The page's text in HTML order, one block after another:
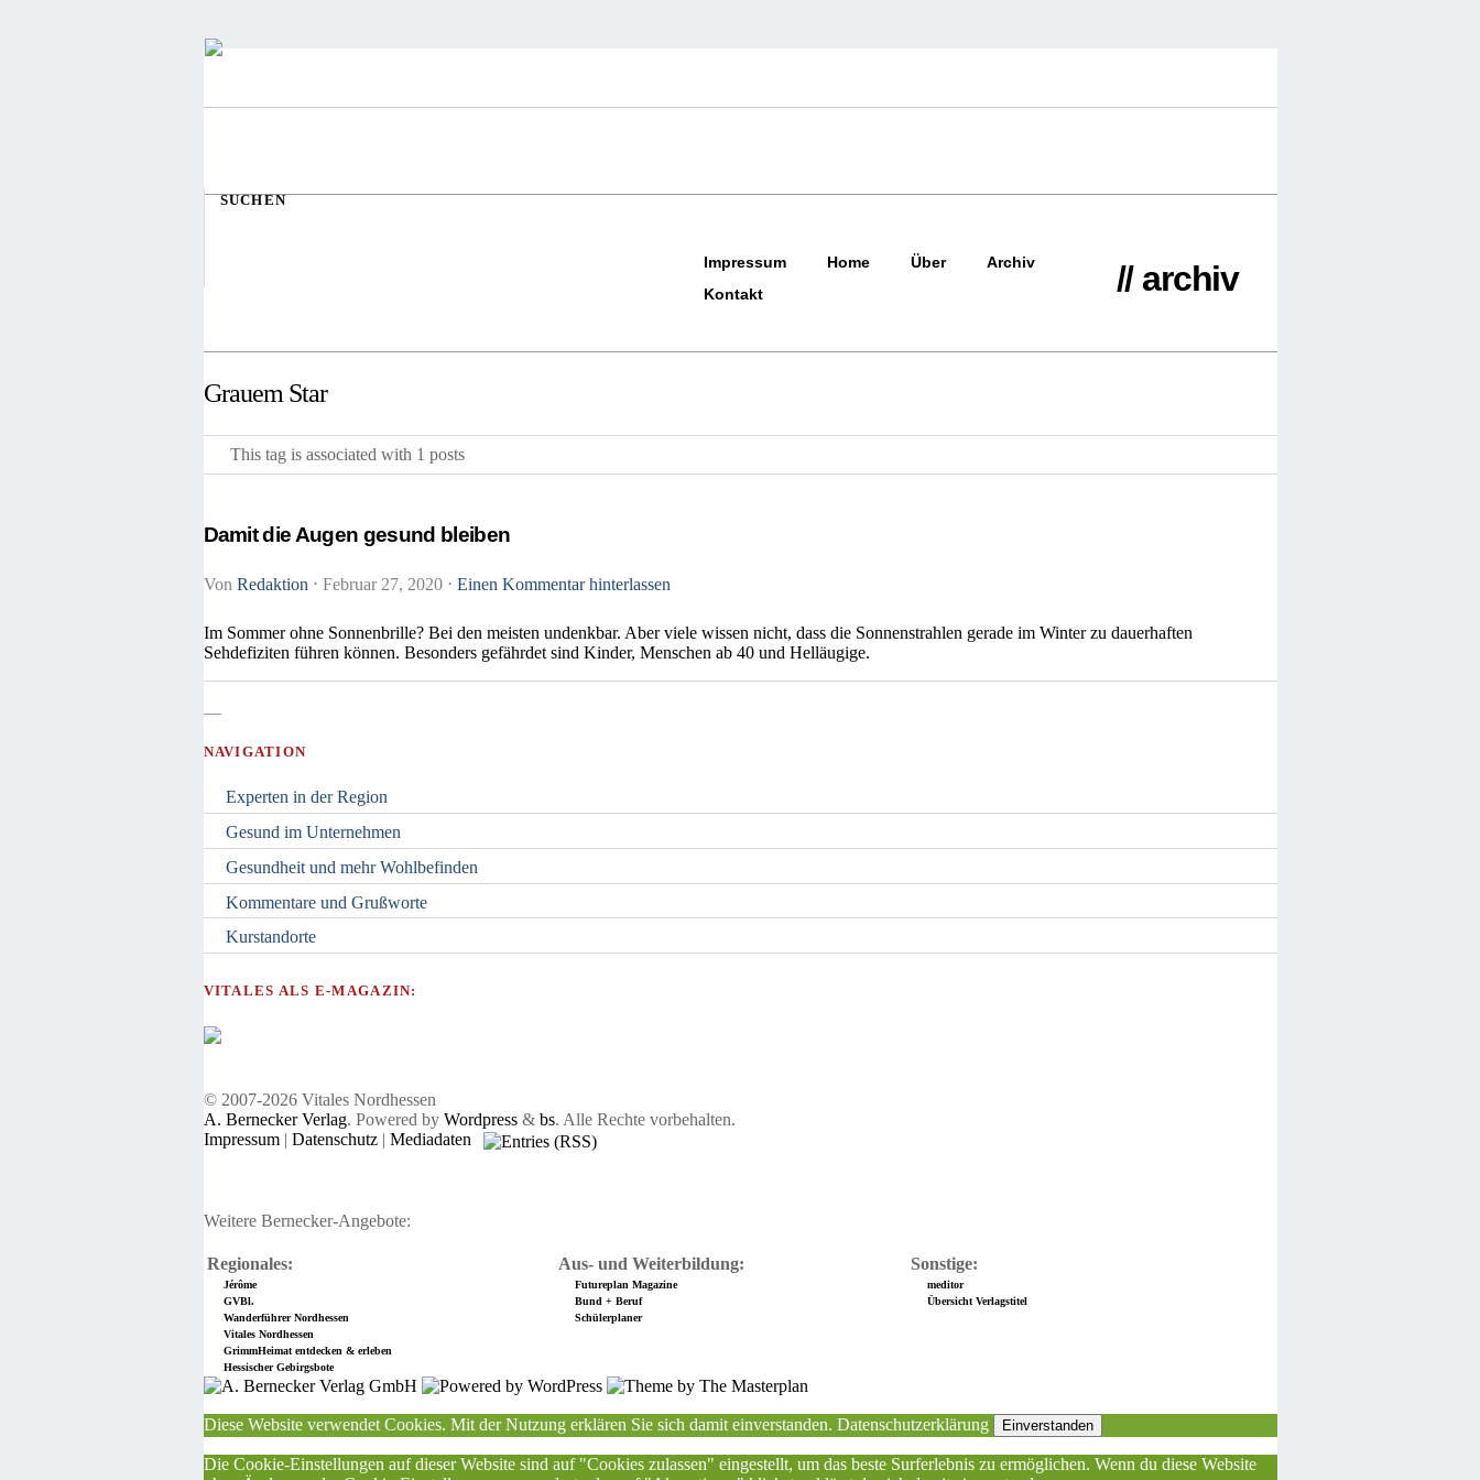
SUCHEN
Impressum Home Über
Archiv
Kontakt
// archiv
Grauem Star
This tag is associated with 1 posts
Damit die Augen gesund bleiben
Von Redaktion ⋅ Februar 27, 2020 ⋅ Einen Kommentar hinterlassen
Im Sommer ohne Sonnenbrille? Bei den meisten undenkbar. Aber viele wissen nicht, dass die Sonnenstrahlen gerade im Winter zu dauerhaften
Sehdefiziten führen können. Besonders gefährdet sind Kinder, Menschen ab 40 und Helläugige.
—
NAVIGATION
Experten in der Region
Gesund im Unternehmen
Gesundheit und mehr Wohlbefinden
Kommentare und Grußworte
Kurstandorte
VITALES ALS E-MAGAZIN:
© 2007-2026 Vitales Nordhessen
A. Bernecker Verlag. Powered by Wordpress& bs. Alle Rechte vorbehalten.
Impressum| Datenschutz| Mediadaten
Weitere Bernecker-Angebote:
Regionales: Aus- und Weiterbildung: Sonstige:
Jérôme Futureplan Magazine
meditor
GVBl.
Bund + Beruf
Übersicht Verlagstitel
Wanderführer Nordhessen
Schülerplaner
Vitales Nordhessen
GrimmHeimat entdecken & erleben
Hessischer Gebirgsbote
Diese Website verwendet Cookies. Mit der Nutzung erklären Sie sich damit einverstanden. Datenschutzerklärung Einverstanden
Die Cookie-Einstellungen auf dieser Website sind auf "Cookies zulassen" eingestellt, um das beste Surferlebnis zu ermöglichen. Wenn du diese Website